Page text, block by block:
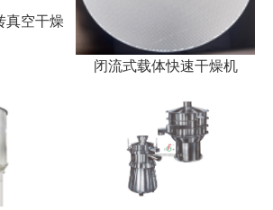
真空干燥
闭流式载体快速干燥机